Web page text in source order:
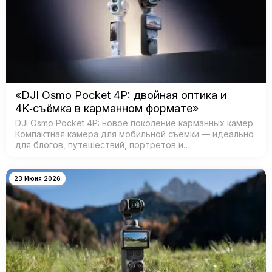
«DJI Osmo Pocket 4P: двойная оптика и
4K‑съёмка в карманном формате»
DJI Osmo Pocket 4P: новое поколение карманных камер
Компактная камера для мобильной съёмки — идеально
для блогов, путешествий, портретов и
двойная система камер: ш…
23 Июня 2026